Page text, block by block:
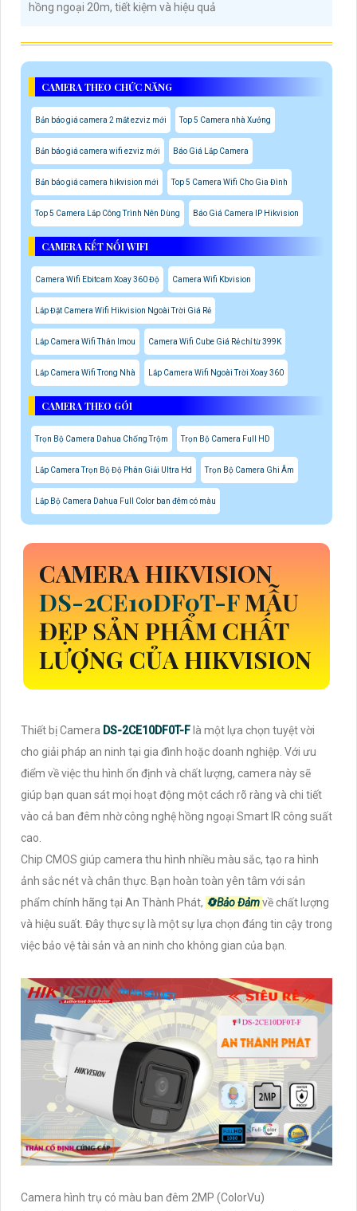
hồng ngoại 20m, tiết kiệm và hiệu quả
CAMERA THEO CHỨC NĂNG
Bản báo giá camera 2 mắt ezviz mới Top 5 Camera nhà Xưởng
Bản báo giá camera wifi ezviz mới Báo Giá Lắp Camera
Bản báo giá camera hikvision mới Top 5 Camera Wifi Cho Gia Đình
Top 5 Camera Lắp Công Trình Nên Dùng Báo Giá Camera IP Hikvision
CAMERA KẾT NỐI WIFI
Camera Wifi Ebitcam Xoay 360 Độ Camera Wifi Kbvision
Lắp Đặt Camera Wifi Hikvision Ngoài Trời Giá Rẻ
Lắp Camera Wifi Thân Imou Camera Wifi Cube Giá Rẻ chỉ từ 399K
Lắp Camera Wifi Trong Nhà Lắp Camera Wifi Ngoài Trời Xoay 360
CAMERA THEO GÓI
Trọn Bộ Camera Dahua Chống Trộm Trọn Bộ Camera Full HD
Lắp Camera Trọn Bộ Độ Phân Giải Ultra Hd Trọn Bộ Camera Ghi Âm
Lắp Bộ Camera Dahua Full Color ban đêm có màu
CAMERA HIKVISION
DS-2CE10DF0T-FMẪU
ĐẸP SẢN PHẨM CHẤT
LƯỢNG CỦA HIKVISION
Thiết bị Camera DS-2CE10DF0T-F là một lựa chọn tuyệt vời
cho giải pháp an ninh tại gia đình hoặc doanh nghiệp. Với ưu
điểm về việc thu hình ổn định và chất lượng, camera này sẽ
giúp bạn quan sát mọi hoạt động một cách rõ ràng và chi tiết
vào cả ban đêm nhờ công nghệ hồng ngoại Smart IR công suất
cao.
Chip CMOS giúp camera thu hình nhiều màu sắc, tạo ra hình
ảnh sắc nét và chân thực. Bạn hoàn toàn yên tâm với sản
phẩm chính hãng tại An Thành Phát, 🔄Bảo Đảmvề chất lượng
và hiệu suất. Đây thực sự là một sự lựa chọn đáng tin cậy trong
việc bảo vệ tài sản và an ninh cho không gian của bạn.
Camera hình trụ có màu ban đêm 2MP (ColorVu)